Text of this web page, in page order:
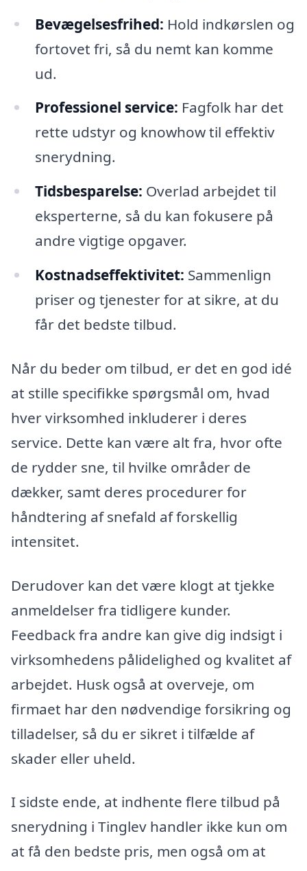
Bevægelsesfrihed: Hold indkørslen og
fortovet fri, så du nemt kan komme
ud.
Professionel service: Fagfolk har det
rette udstyr og knowhow til effektiv
snerydning.
Tidsbesparelse: Overlad arbejdet til
eksperterne, så du kan fokusere på
andre vigtige opgaver.
Kostnadseffektivitet: Sammenlign
priser og tjenester for at sikre, at du
får det bedste tilbud.
Når du beder om tilbud, er det en god idé
at stille specifikke spørgsmål om, hvad
hver virksomhed inkluderer i deres
service. Dette kan være alt fra, hvor ofte
de rydder sne, til hvilke områder de
dækker, samt deres procedurer for
håndtering af snefald af forskellig
intensitet.
Derudover kan det være klogt at tjekke
anmeldelser fra tidligere kunder.
Feedback fra andre kan give dig indsigt i
virksomhedens pålidelighed og kvalitet af
arbejdet. Husk også at overveje, om
firmaet har den nødvendige forsikring og
tilladelser, så du er sikret i tilfælde af
skader eller uheld.
I sidste ende, at indhente flere tilbud på
snerydning i Tinglev handler ikke kun om
at få den bedste pris, men også om at